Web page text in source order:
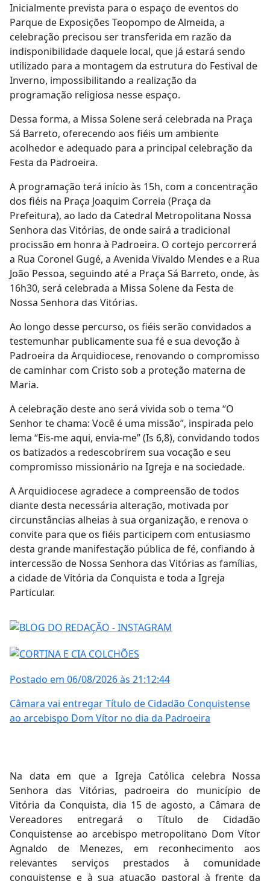
Inicialmente prevista para o espaço de eventos do
Parque de Exposições Teopompo de Almeida, a
celebração precisou ser transferida em razão da
indisponibilidade daquele local, que já estará sendo
utilizado para a montagem da estrutura do Festival de
Inverno, impossibilitando a realização da
programação religiosa nesse espaço.
Dessa forma, a Missa Soleneserá celebrada na Praça
Sá Barreto, oferecendo aos fiéis um ambiente
acolhedor eadequado para a principal celebração da
Festa da Padroeira.
A programação terá início às 15h, com a concentração
dos fiéis na Praça Joaquim Correia (Praça da
Prefeitura), ao lado da Catedral Metropolitana Nossa
Senhora das Vitórias, de onde sairá a tradicional
procissão em honra à Padroeira. O cortejo percorrerá
a Rua Coronel Gugé, a Avenida Vivaldo Mendes e a Rua
João Pessoa, seguindo até a Praça Sá Barreto, onde, às
16h30, será celebrada a Missa Solene da Festa de
Nossa Senhora das Vitórias.
Ao longo desse percurso, os fiéis serão convidados a
testemunhar publicamente sua fé e sua devoção à
Padroeira da Arquidiocese, renovando o compromisso
de caminhar com Cristo sob a proteção materna de
Maria.
A celebração deste ano será vivida sob o tema “O
Senhor te chama: Você é uma missão”, inspirada pelo
lema “Eis-me aqui, envia-me” (Is 6,8), convidando todos
os batizados a redescobrirem sua vocação e seu
compromisso missionário na Igreja e na sociedade.
A Arquidiocese agradece a compreensão de todos
diante desta necessária alteração, motivada por
circunstâncias alheias à sua organização, e renova o
convite para que os fiéis participem com entusiasmo
desta grande manifestação pública de fé, confiando à
intercessão de Nossa Senhora das Vitórias as famílias,
a cidade de Vitória da Conquista e toda a Igreja
Particular.
Postado em 06/08/2026 às 21:12:44
Câmara vai entregar Título de Cidadão Conquistense
ao arcebispo Dom Vítor no dia da Padroeira
Na data em que a Igreja Católica celebra Nossa
Senhora das Vitórias, padroeira do município de
Vitória da Conquista, dia 15 de agosto, a Câmara de
Vereadores entregará o Título de Cidadão
Conquistense ao arcebispo metropolitano Dom Vítor
Agnaldo de Menezes, em reconhecimento aos
relevantes serviços prestados à comunidade
conquistense e à sua atuação pastoral à frente da